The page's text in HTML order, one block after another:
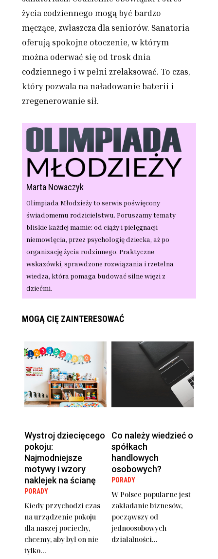
życia codziennego mogą być bardzo
męczące, zwłaszcza dla seniorów. Sanatoria
oferują spokojne otoczenie, w którym
można oderwać się od trosk dnia
codziennego i w pełni zrelaksować. To czas,
który pozwala na naładowanie baterii i
zregenerowanie sił.
Marta Nowaczyk
Olimpiada Młodzieży to serwis poświęcony
świadomemu rodzicielstwu. Poruszamy tematy
bliskie każdej mamie: od ciąży i pielęgnacji
niemowlęcia, przez psychologię dziecka, aż po
organizację życia rodzinnego. Praktyczne
wskazówki, sprawdzone rozwiązania i rzetelna
wiedza, która pomaga budować silne więzi z
dziećmi.
MOGĄ CIĘ ZAINTERESOWAĆ
Wystroj dziecięcego
pokoju:
Najmodniejsze
motywy i wzory
naklejek na ścianę
PORADY
Kiedy przychodzi czas
na urządzenie pokoju
dla naszej pociechy,
chcemy, aby był on nie
tylko...
Co należy wiedzieć o
spółkach
handlowych
osobowych?
PORADY
W Polsce popularne jest
zakładanie biznesów,
począwszy od
jednoosobowych
działalności...